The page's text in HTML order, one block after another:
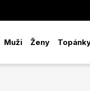
Muži Ženy